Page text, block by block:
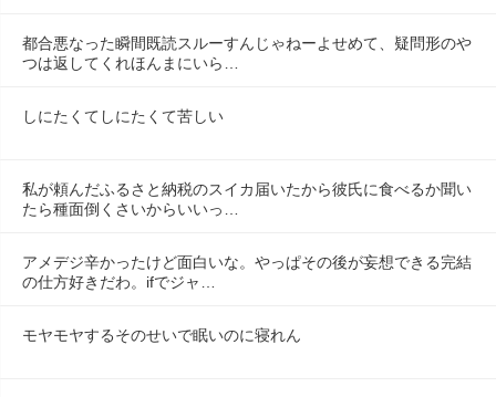
都合悪なった瞬間既読スルーすんじゃねーよせめて、疑問形のや
つは返してくれほんまにいら…
しにたくてしにたくて苦しい
私が頼んだふるさと納税のスイカ届いたから彼氏に食べるか聞い
たら種面倒くさいからいいっ…
アメデジ辛かったけど面白いな。やっぱその後が妄想できる完結
の仕方好きだわ。ifでジャ…
モヤモヤするそのせいで眠いのに寝れん